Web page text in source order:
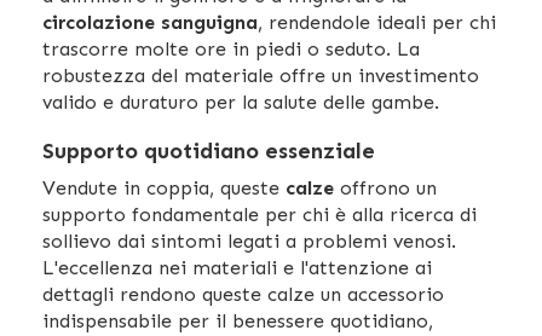
circolazione sanguigna, rendendole ideali per chi
trascorre molte ore in piedi o seduto. La
robustezza del materiale offre un investimento
valido e duraturo per la salute delle gambe.
Supporto quotidiano essenziale
Vendute in coppia, queste calze offrono un
supporto fondamentale per chi è alla ricerca di
sollievo dai sintomi legati a problemi venosi.
L'eccellenza nei materiali e l'attenzione ai
dettagli rendono queste calze un accessorio
indispensabile per il benessere quotidiano,